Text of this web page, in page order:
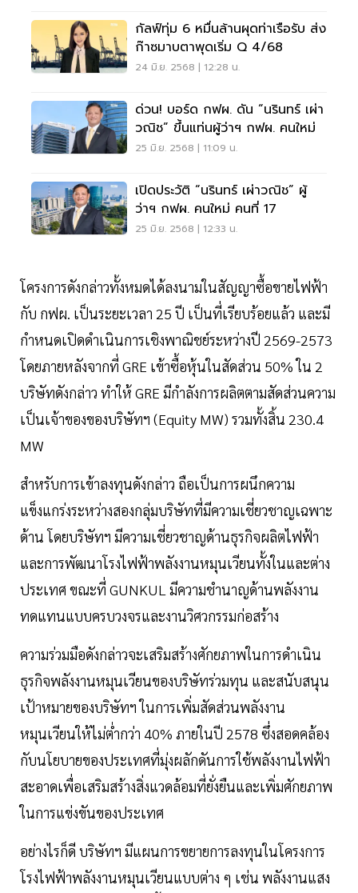
กัลฟ์ทุ่ม 6 หมื่นล้านผุดท่าเรือรับ ส่ง
ก๊าซมาบตาพุดเริ่ม Q 4/68
24 มิ.ย. 2568 | 12:28 น.
ด่วน! บอร์ด กฟผ. ดัน “นรินทร์ เผ่า
วณิช” ขึ้นแท่นผู้ว่าฯ กฟผ. คนใหม่
25 มิ.ย. 2568 | 11:09 น.
เปิดประวัติ “นรินทร์ เผ่าวณิช” ผู้
ว่าฯ กฟผ. คนใหม่ คนที่ 17
25 มิ.ย. 2568 | 12:33 น.
โครงการดังกล่าวทั้งหมดได้ลงนามในสัญญาซื้อขายไฟฟ้า
กับ กฟผ. เป็นระยะเวลา 25 ปี เป็นที่เรียบร้อยแล้ว และมี
กำหนดเปิดดำเนินการเชิงพาณิชย์ระหว่างปี 2569-2573
โดยภายหลังจากที่ GRE เข้าซื้อหุ้นในสัดส่วน 50% ใน 2
บริษัทดังกล่าว ทำให้ GRE มีกำลังการผลิตตามสัดส่วนความ
เป็นเจ้าของของบริษัทฯ (Equity MW) รวมทั้งสิ้น 230.4
MW
สำหรับการเข้าลงทุนดังกล่าว ถือเป็นการผนึกความ
แข็งแกร่งระหว่างสองกลุ่มบริษัทที่มีความเชี่ยวชาญเฉพาะ
ด้าน โดยบริษัทฯ มีความเชี่ยวชาญด้านธุรกิจผลิตไฟฟ้า
และการพัฒนาโรงไฟฟ้าพลังงานหมุนเวียนทั้งในและต่าง
ประเทศ ขณะที่ GUNKUL มีความชำนาญด้านพลังงาน
ทดแทนแบบครบวงจรและงานวิศวกรรมก่อสร้าง
ความร่วมมือดังกล่าวจะเสริมสร้างศักยภาพในการดำเนิน
ธุรกิจพลังงานหมุนเวียนของบริษัทร่วมทุน และสนับสนุน
เป้าหมายของบริษัทฯ ในการเพิ่มสัดส่วนพลังงาน
หมุนเวียนให้ไม่ต่ำกว่า 40% ภายในปี 2578 ซึ่งสอดคล้อง
กับนโยบายของประเทศที่มุ่งผลักดันการใช้พลังงานไฟฟ้า
สะอาดเพื่อเสริมสร้างสิ่งแวดล้อมที่ยั่งยืนและเพิ่มศักยภาพ
ในการแข่งขันของประเทศ
อย่างไรก็ดี บริษัทฯ มีแผนการขยายการลงทุนในโครงการ
โรงไฟฟ้าพลังงานหมุนเวียนแบบต่าง ๆ เช่น พลังงานแสง